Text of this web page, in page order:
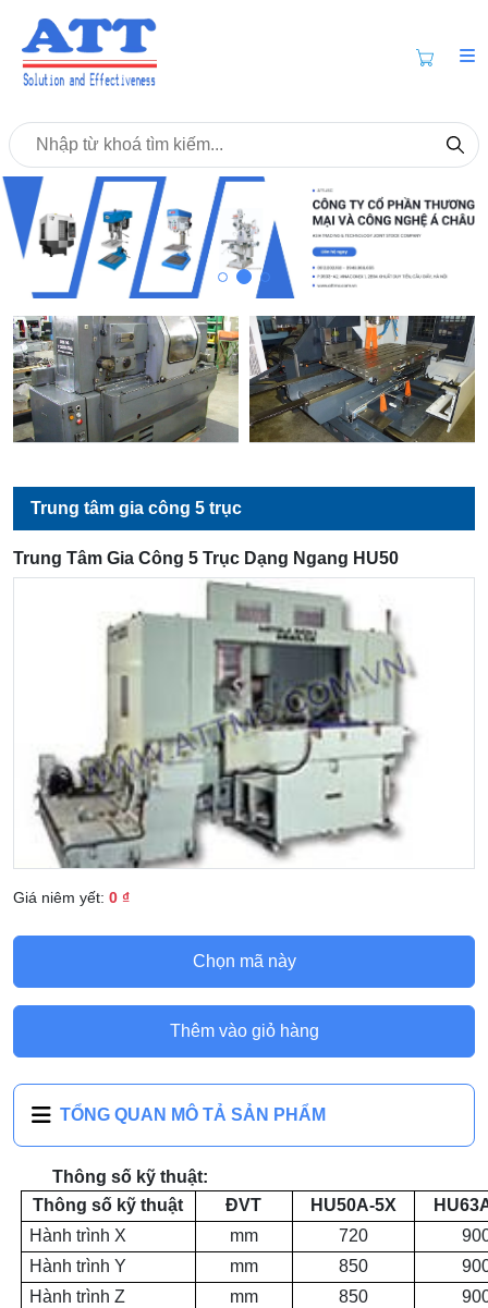
Trung tâm gia công 5 trục
Trung Tâm Gia Công 5 Trục Dạng Ngang HU50
Giá niêm yết: 0 ₫
Chọn mã này
Thêm vào giỏ hàng
TỔNG QUAN MÔ TẢ SẢN PHẨM
Thông số kỹ thuật:
Thông số kỹ thuật
ĐVT HU50A-5X
Hành trình X
mm 720
Hành trình Y
mm 850
Hành trình Z
mm 850